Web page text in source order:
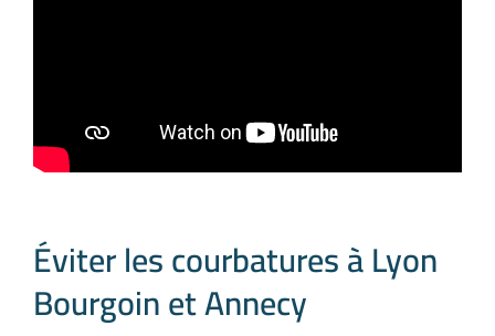
Éviter les courbatures à Lyon
Bourgoin et Annecy